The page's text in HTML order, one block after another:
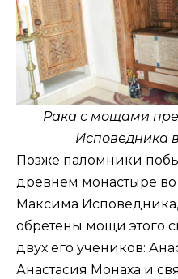
Рака с мощами
Исповедника
Позже паломники
древнем монастыре
Максима
обретены мощи этого
двух его учеников:
Анастасия Монаха и